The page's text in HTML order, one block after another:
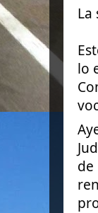
La
lo
de